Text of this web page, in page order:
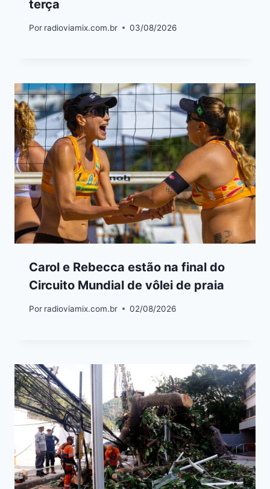
terça
Por radioviamix.com.br 03/08/2026
Carol e Rebecca estão na final do
Circuito Mundial de vôlei de praia
Por radioviamix.com.br 02/08/2026